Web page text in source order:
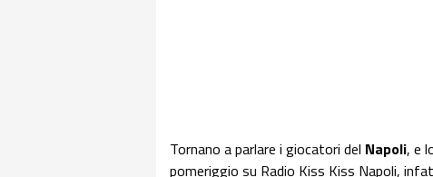
Tornano a parlare i giocatori del Napoli, e
pomeriggio su Radio Kiss Kiss Napoli,